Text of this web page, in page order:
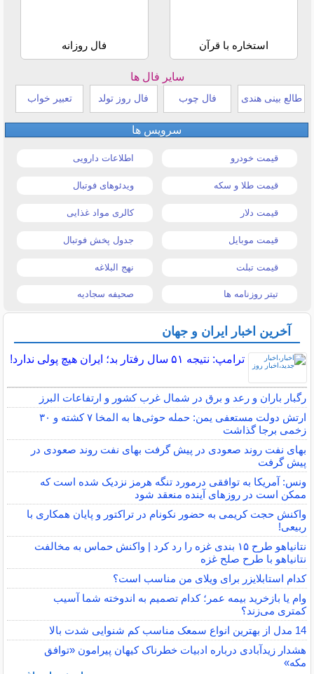
استخاره با قرآن فال روزانه
سایر فال ها
طالع بینی هندی فال چوب فال روز تولد تعبیر خواب
سرویس ها
قیمت خودرو اطلاعات دارویی
قیمت طلا و سکه ویدئوهای فوتبال
قیمت دلار کالری مواد غذایی
قیمت موبایل جدول پخش فوتبال
قیمت تبلت نهج البلاغه
تیتر روزنامه ها صحیفه سجادیه
آخرین اخبار ایران و جهان
ترامپ: نتیجه ۵۱ سال رفتار بد؛ ایران هیچ پولی ندارد!
رگبار باران و رعد و برق در شمال غرب کشور و ارتفاعات البرز
ارتش دولت مستعفی یمن: حمله حوثی‌ها به المخا ۷ کشته و ۳۰
زخمی برجا گذاشت
بهای نفت روند صعودی در پیش گرفت بهای نفت روند صعودی در
پیش گرفت
ونس: آمریکا به توافقی درمورد تنگه هرمز نزدیک شده است که
ممکن است در روزهای آینده منعقد شود
واکنش حجت کریمی به حضور نکونام در تراکتور و پایان همکاری با
ربیعی!
نتانیاهو طرح ۱۵ بندی غزه را رد کرد | واکنش حماس به مخالفت
نتانیاهو با طرح صلح غزه
کدام استابلایزر برای ویلای من مناسب است؟
وام یا بازخرید بیمه عمر؛ کدام تصمیم به اندوخته شما آسیب
کمتری می‌زند؟
14 مدل از بهترین انواع سمعک مناسب کم شنوایی شدت بالا
هشدار زیدآبادی درباره ادبیات خطرناک کیهان پیرامون «توافق
مکه»